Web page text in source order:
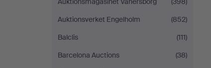
Auktionsverket Engelholm
(852)
Balclis
(111)
Barcelona Auctions
(38)